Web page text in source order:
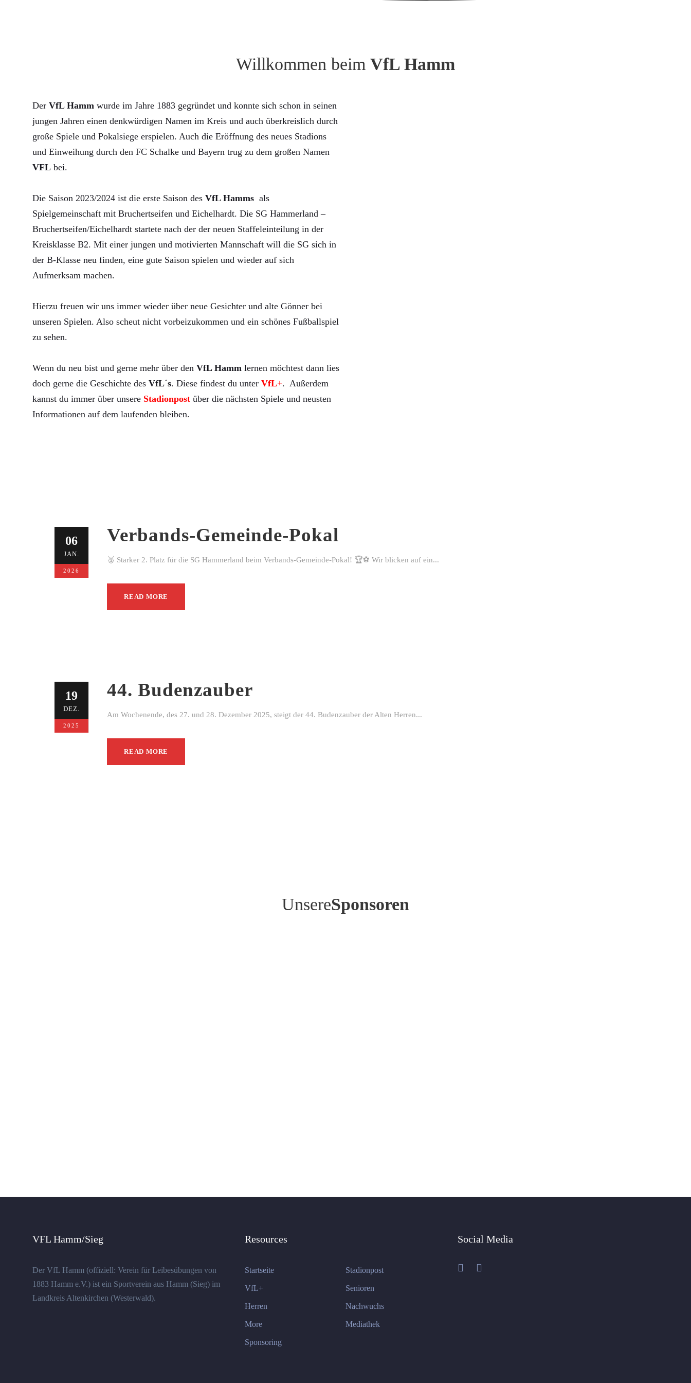
Willkommen beim VfL Hamm
Der VfL Hamm wurde im Jahre 1883 gegründet und konnte sich schon in seinen
jungen Jahren einen denkwürdigen Namen im Kreis und auch überkreislich durch
große Spiele und Pokalsiege erspielen. Auch die Eröffnung des neues Stadions
und Einweihung durch den FC Schalke und Bayern trug zu dem großen Namen
VFL bei.
Die Saison 2023/2024 ist die erste Saison des VfL Hamms als
Spielgemeinschaft mit Bruchertseifen und Eichelhardt. Die SG Hammerland –
Bruchertseifen/Eichelhardt startete nach der der neuen Staffeleinteilung in der
Kreisklasse B2. Mit einer jungen und motivierten Mannschaft will die SG sich in
der B-Klasse neu finden, eine gute Saison spielen und wieder auf sich
Aufmerksam machen.
Hierzu freuen wir uns immer wieder über neue Gesichter und alte Gönner bei
unseren Spielen. Also scheut nicht vorbeizukommen und ein schönes Fußballspiel
zu sehen.
Wenn du neu bist und gerne mehr über den VfL Hamm lernen möchtest dann lies
doch gerne die Geschichte des VfL´s. Diese findest du unter VfL+. Außerdem
kannst du immer über unsere Stadionpost über die nächsten Spiele und neusten
Informationen auf dem laufenden bleiben.
06
JAN.
2026
Verbands-Gemeinde-Pokal
🥈 Starker 2. Platz für die SG Hammerland beim Verbands-Gemeinde-Pokal! 🏆⚽ Wir blicken auf ein...
READ MORE
19
DEZ.
2025
44. Budenzauber
Am Wochenende, des 27. und 28. Dezember 2025, steigt der 44. Budenzauber der Alten Herren...
READ MORE
UnsereSponsoren
VFL Hamm/Sieg
Der VfL Hamm (offiziell: Verein für Leibesübungen von
1883 Hamm e.V.) ist ein Sportverein aus Hamm (Sieg) im
Landkreis Altenkirchen (Westerwald).
Resources
Startseite Stadionpost
VfL+ Senioren
Herren Nachwuchs
More Mediathek
Sponsoring
Social Media